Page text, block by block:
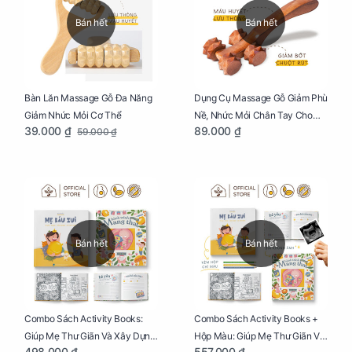
Bán hết
Bàn Lăn Massage Gỗ Đa Năng
Giảm Nhức Mỏi Cơ Thể
39.000 ₫ 59.000 ₫
Bán hết
Dụng Cụ Massage Gỗ Giảm Phù
Nề, Nhức Mỏi Chân Tay Cho
Mẹ Bầu
89.000 ₫
Bán hết
Combo Sách Activity Books:
Giúp Mẹ Thư Giãn Và Xây Dựng
Bán hết
Combo Sách Activity Books +
Hộp Màu: Giúp Mẹ Thư Giãn Và